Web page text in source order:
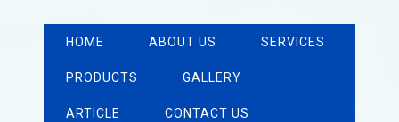
HOME ABOUT US SERVICES
PRODUCTS GALLERY
ARTICLE CONTACT US